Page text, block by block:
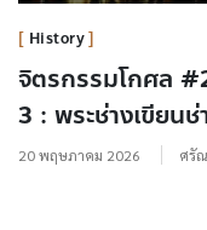
History
จิตรกรรมโกศล
3 : พระช่างเขียน
20 พฤษภาคม 2026 ศรั